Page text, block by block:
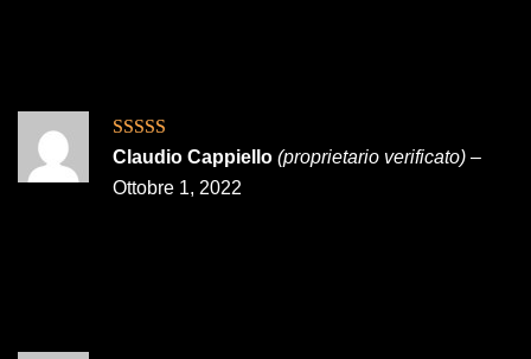
Valutato5su
5
Claudio Cappiello (proprietario verificato) –
Ottobre 1, 2022